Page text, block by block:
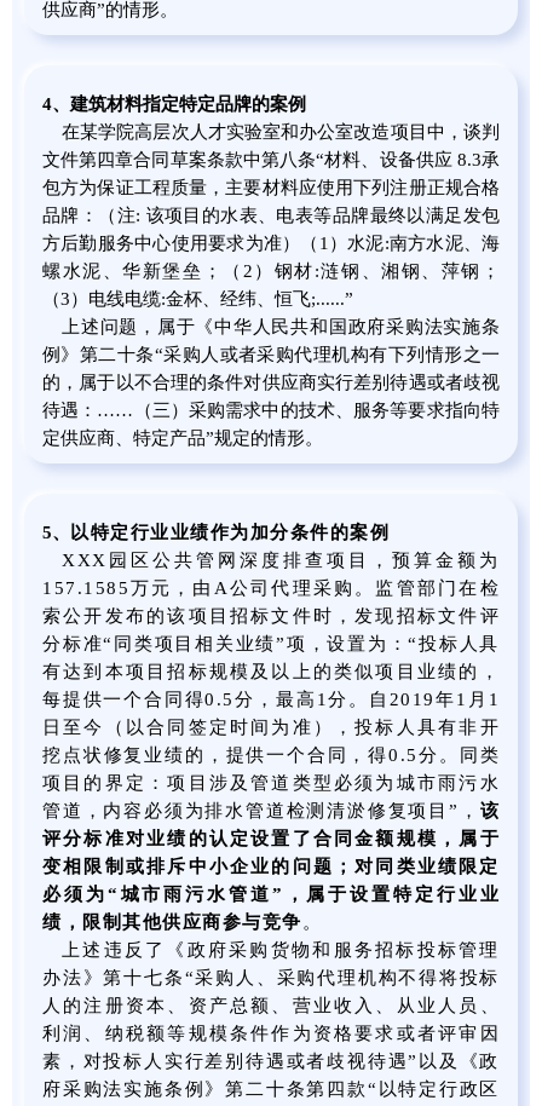
供应商”的情形。
4、建筑材料指定特定品牌的案例
在某学院高层次人才实验室和办公室改造项目中，谈判
文件第四章合同草案条款中第八条“材料、设备供应 8.3承
包方为保证工程质量，主要材料应使用下列注册正规合格
品牌：（注: 该项目的水表、电表等品牌最终以满足发包
方后勤服务中心使用要求为准）（1）水泥:南方水泥、海
螺水泥、华新堡垒；（2）钢材:涟钢、湘钢、萍钢；
（3）电线电缆:金杯、经纬、恒飞;......”
上述问题，属于《中华人民共和国政府采购法实施条
例》第二十条“采购人或者采购代理机构有下列情形之一
的，属于以不合理的条件对供应商实行差别待遇或者歧视
待遇：……（三）采购需求中的技术、服务等要求指向特
定供应商、特定产品”规定的情形。
5、
以特定行业业绩作为加分条件的案例
XXX园区公共管网深度排查项目，预算金额为
157.1585万元，由A公司代理采购。监管部门在检
索公开发布的该项目招标文件时，发现招标文件评
分标准“同类项目相关业绩”项，设置为：“投标人具
有达到本项目招标规模及以上的类似项目业绩的，
每提供一个合同得0.5分，最高1分。自2019年1月1
日至今（以合同签定时间为准），投标人具有非开
挖点状修复业绩的，提供一个合同，得0.5分。同类
项目的界定：项目涉及管道类型必须为城市雨污水
管道，内容必须为排水管道检测清淤修复项目”， 该
评分标准对业绩的认定设置了合同金额规模，属于
变相限制或排斥中小企业的问题；对同类业绩限定
必须为“城市雨污水管道”，属于设置特定行业业
绩，限制其他供应商参与竞争 。
上述违反了《政府采购货物和服务招标投标管理
办法》第十七条“采购人、采购代理机构不得将投标
人的注册资本、资产总额、营业收入、从业人员、
利润、纳税额等规模条件作为资格要求或者评审因
素，对投标人实行差别待遇或者歧视待遇”以及《政
府采购法实施条例》第二十条第四款“以特定行政区